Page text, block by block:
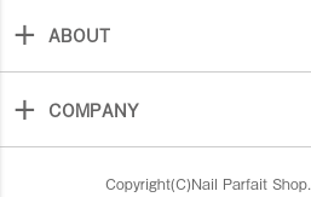
ABOUT
COMPANY
Copyright(C)Nail Parfait